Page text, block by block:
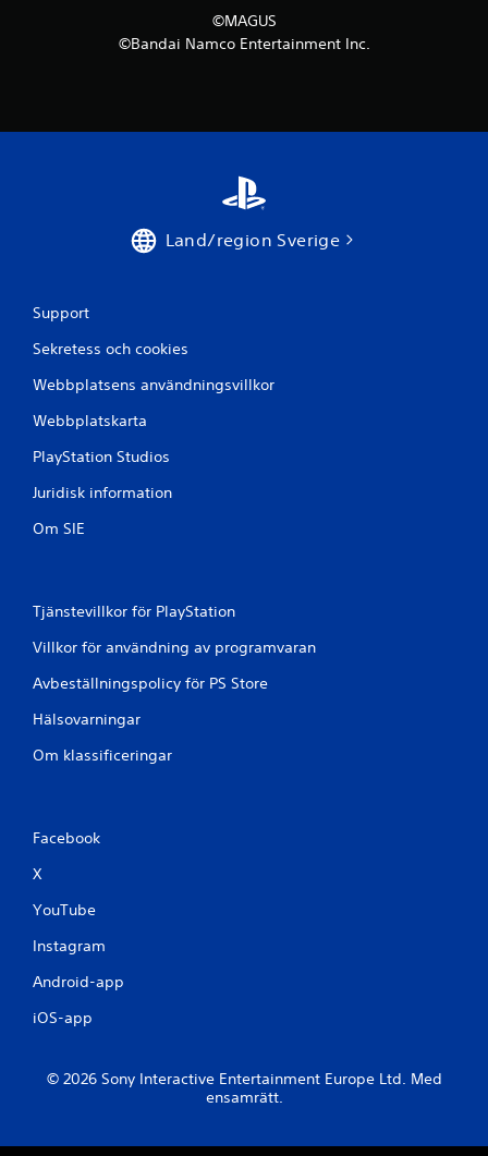
©MAGUS
©Bandai Namco Entertainment Inc.
Land/region Sverige
Support
Sekretess och cookies
Webbplatsens användningsvillkor
Webbplatskarta
PlayStation Studios
Juridisk information
Om SIE
Tjänstevillkor för PlayStation
Villkor för användning av programvaran
Avbeställningspolicy för PS Store
Hälsovarningar
Om klassificeringar
Facebook
X
YouTube
Instagram
Android-app
iOS-app
© 2026 Sony Interactive Entertainment Europe Ltd. Med
ensamrätt.